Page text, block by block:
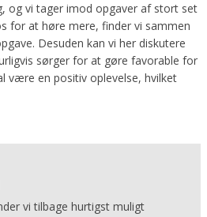
og vi tager imod opgaver af stort set
for at høre mere, finder vi sammen
Desuden kan vi her diskutere
sørger for at gøre favorable for
være en positiv oplevelse, hvilket
vi tilbage hurtigst muligt